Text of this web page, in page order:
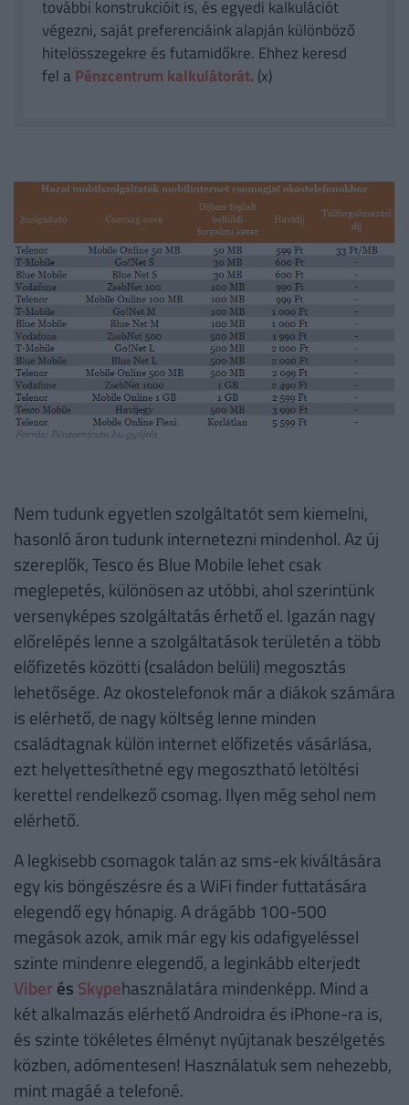
további konstrukcióit is, és egyedi kalkulációt
végezni, saját preferenciáink alapján különböző
hitelösszegekre és futamidőkre. Ehhez keresd
fel a Pénzcentrum kalkulátorát. (x)
Nem tudunk egyetlen szolgáltatót sem kiemelni,
hasonló áron tudunk internetezni mindenhol. Az új
szereplők, Tesco és Blue Mobile lehet csak
meglepetés, különösen az utóbbi, ahol szerintünk
versenyképes szolgáltatás érhető el. Igazán nagy
előrelépés lenne a szolgáltatások területén a több
előfizetés közötti (családon belüli) megosztás
lehetősége. Az okostelefonok már a diákok számára
is elérhető, de nagy költség lenne minden
családtagnak külön internet előfizetés vásárlása,
ezt helyettesíthetné egy megosztható letöltési
kerettel rendelkező csomag. Ilyen még sehol nem
elérhető.
A legkisebb csomagok talán az sms-ek kiváltására
egy kis böngészésre és a WiFi finder futtatására
elegendő egy hónapig. A drágább 100-500
megások azok, amik már egy kis odafigyeléssel
szinte mindenre elegendő, a leginkább elterjedt
Viberés Skypehasználatára mindenképp. Mind a
két alkalmazás elérhető Androidra és iPhone-ra is,
és szinte tökéletes élményt nyújtanak beszélgetés
közben, adómentesen! Használatuk sem nehezebb,
mint magáé a telefoné.